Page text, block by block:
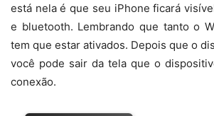
está nela é que seu iPhone ficará
e bluetooth. Lembrando que tanto o
tem que estar ativados. Depois que o
você pode sair da tela que o
conexão.